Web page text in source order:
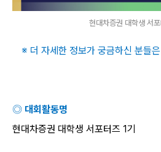
현대차증권 대학생 서포
※ 더 자세한 정보가 궁금하신 분들
◎ 대회활동명
현대차증권 대학생 서포터즈 1기